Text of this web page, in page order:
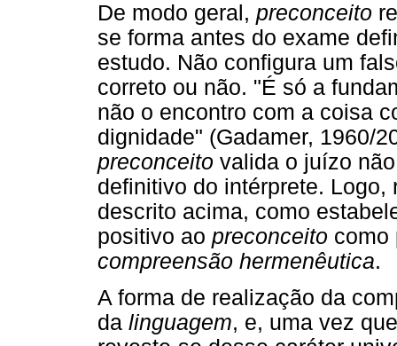
De modo geral, preconceito
se forma antes do exame
estudo. Não configura um
correto ou não. "É só a
não o encontro com a coisa
dignidade" (Gadamer, 1960/
preconceito valida o juízo
definitivo do intérprete.
descrito acima, como
positivo ao preconceito como
compreensão hermenêutica.
A forma de realização da
da linguagem, e, uma vez